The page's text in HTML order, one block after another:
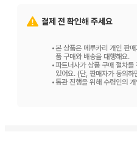
결제 전 확인해 주세요
•본 상품은 메루카리 개인 판
품 구매와 배송을 대행해요.
•파트너사가 상품 구매 절차
있어요. (단, 판매자가 동의하
•통관 진행을 위해 수령인의